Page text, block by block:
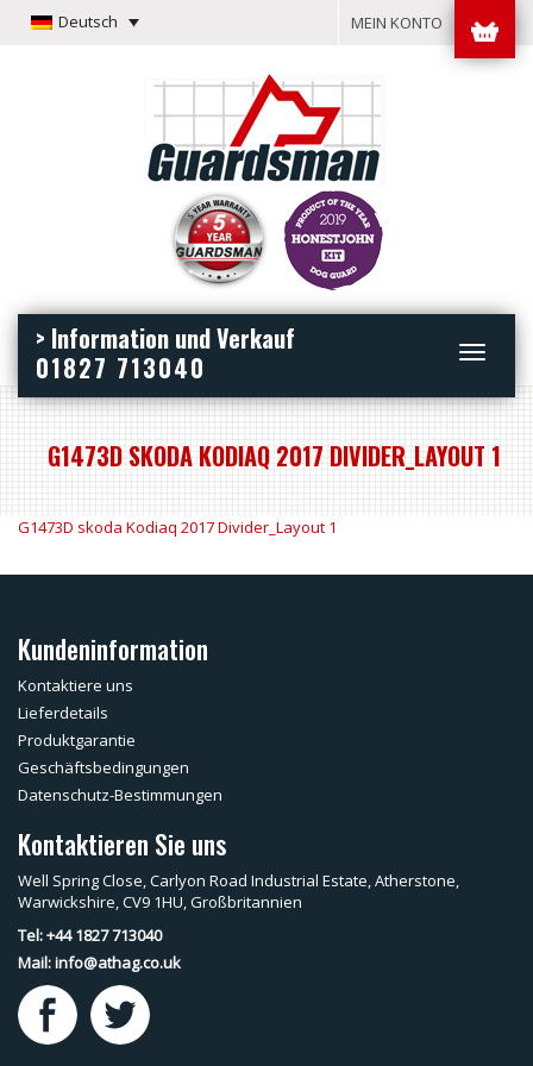
Deutsch MEIN KONTO
Toggle
> Information und Verkauf
01827 713040
G1473D SKODA KODIAQ 2017 DIVIDER_LAYOUT 1
G1473D skoda Kodiaq 2017 Divider_Layout 1
Kundeninformation
Kontaktiere uns
Lieferdetails
Produktgarantie
Geschäftsbedingungen
Datenschutz-Bestimmungen
Kontaktieren Sie uns
Well Spring Close, Carlyon Road Industrial Estate, Atherstone,
Warwickshire, CV9 1HU, Großbritannien
Tel: +44 1827 713040
Mail:info@athag.co.uk